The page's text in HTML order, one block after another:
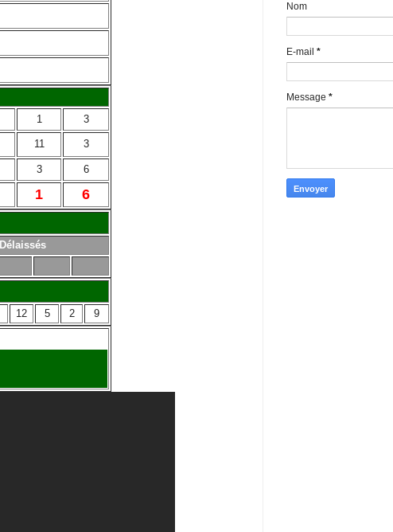
1 3
11 3
3 6
1 6
Délaissés
12 5 2 9
Nom
E-mail *
Message *